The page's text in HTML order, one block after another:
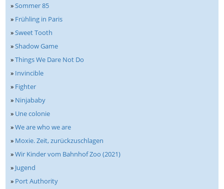
»Sommer 85
» Frühling in Paris
»Sweet Tooth
»Shadow Game
»Things We Dare Not Do
» Invincible
» Fighter
» Ninjababy
» Une colonie
»We are who we are
» Moxie. Zeit, zurückzuschlagen
»Wir Kinder vom Bahnhof Zoo (2021)
» Jugend
» Port Authority